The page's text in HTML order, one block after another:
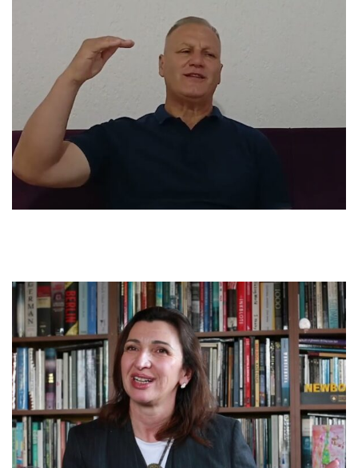
shtatëzëna, me nuse, me foshnje, pse duhet të jemi ne cak i
sulmit të forcave serbe, kur ne nuk paraqesim asnjë lloj rreziku
për askë?’U kam kundërpërgjigj, ‘Për faktin që ju duhet ta
kuptoni një fakt që serbët tradicionalisht kanë sulmuar
popullatën civile, serbët tradicionalisht kanë sulmuar njerëzit e
paarmatoshur dhe të pambrojtur, prandaj unë mendoj që është
mirë largohemi.’..mbas nja dy tre javëve, dëgjuam lajmet e
para…përmes një radiotranzitor… dhe thoshte se mbi 100